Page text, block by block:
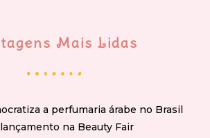
Mais Lidas
a perfumaria árabe no Brasil
na Beauty Fair